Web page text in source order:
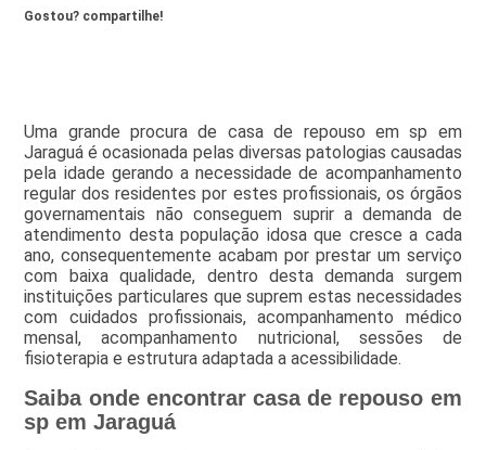
Gostou? compartilhe!
Uma grande procura de casa de repouso em sp em
Jaraguá é ocasionada pelas diversas patologias causadas
pela idade gerando a necessidade de acompanhamento
regular dos residentes por estes profissionais, os órgãos
governamentais não conseguem suprir a demanda de
atendimento desta população idosa que cresce a cada
ano, consequentemente acabam por prestar um serviço
com baixa qualidade, dentro desta demanda surgem
instituições particulares que suprem estas necessidades
com cuidados profissionais, acompanhamento médico
mensal, acompanhamento nutricional, sessões de
fisioterapia e estrutura adaptada a acessibilidade.
Saiba onde encontrar casa de repouso em
sp em Jaraguá